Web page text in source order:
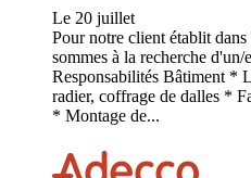
Le 20 juillet
Pour notre client établit
sommes à la recherche
Responsabilités Bâtiment *
radier, coffrage de dalles *
* Montage de...